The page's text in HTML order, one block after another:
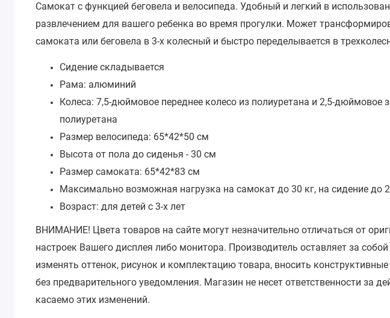
Самокат с функцией беговела и велосипеда. Удобный и легкий в
развлечением для вашего ребенка во время прогулки. Может
самоката или беговела в 3-х колесный и быстро переделывается в
Сидение складывается
Рама: алюминий
Колеса: 7,5-дюймовое переднее колесо из полиуретана и 2,5-дюймовое
полиуретана
Размер велосипеда: 65*42*50 см
Высота от пола до сиденья - 30 см
Размер самоката: 65*42*83 см
Максимально возможная нагрузка на самокат до 30 кг, на сидение до
Возраст: для детей с 3-х лет
ВНИМАНИЕ! Цвета товаров на сайте могут незначительно отличаться от
настроек Вашего дисплея либо монитора. Производитель оставляет за
изменять оттенок, рисунок и комплектацию товара, вносить
без предварительного уведомления. Магазин не несет ответственности за
касаемо этих изменений.